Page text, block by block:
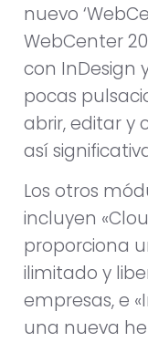
nuevo
WebCenter
con InDesign
pocas
abrir, editar y
así
Los otros
incluyen
proporciona
ilimitado y
empresas, e
una nueva